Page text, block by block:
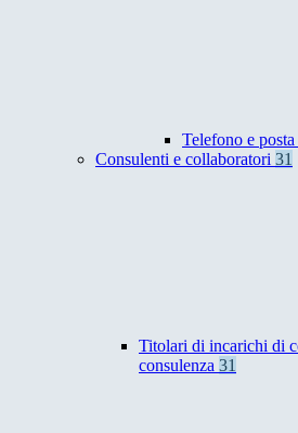
Telefono e
Consulenti e collaboratori 31
Titolari di incarichi di
consulenza 31